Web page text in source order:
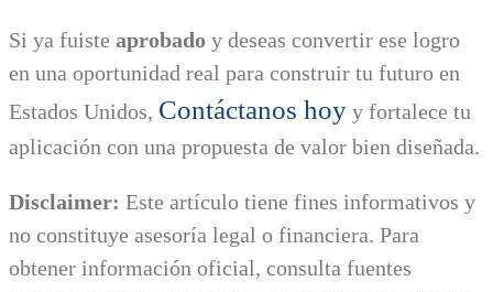
Si ya fuiste aprobado y deseas convertir ese logro
en una oportunidad real para construir tu futuro en
Estados Unidos, Contáctanos hoy y fortalece tu
aplicación con una propuesta de valor bien diseñada.
Disclaimer: Este artículo tiene fines informativos y
no constituye asesoría legal o financiera. Para
obtener información oficial, consulta fuentes